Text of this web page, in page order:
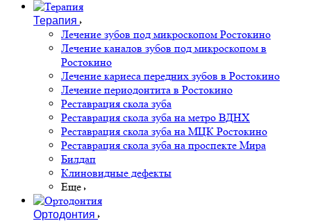
Терапия
Лечение зубов под микроскопом Ростокино
Лечение каналов зубов под микроскопом в
Ростокино
Лечение кариеса передних зубов в Ростокино
Лечение периодонтита в Ростокино
Реставрация скола зуба
Реставрация скола зуба на метро ВДНХ
Реставрация скола зуба на МЦК Ростокино
Реставрация скола зуба на проспекте Мира
Билдап
Клиновидные дефекты
Еще
Ортодонтия